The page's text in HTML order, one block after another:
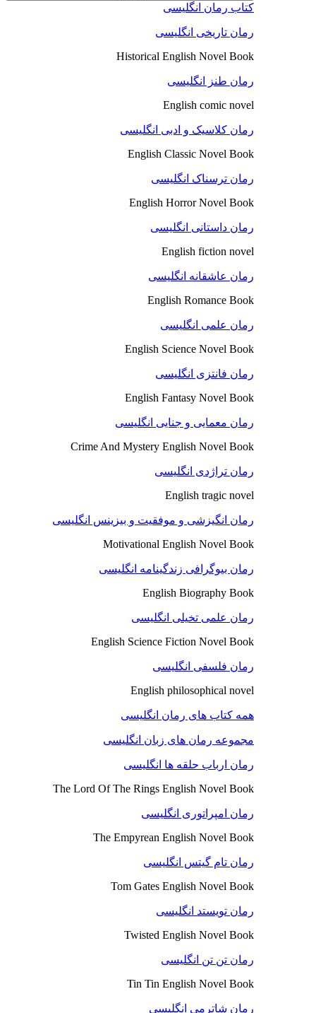
کتاب رمان انگلیسی
رمان تاریخی انگلیسی
Historical English Novel Book
رمان طنز انگلیسی
English comic novel
رمان کلاسیک و ادبی انگلیسی
English Classic Novel Book
رمان ترسناک انگلیسی
English Horror Novel Book
رمان داستانی انگلیسی
English fiction novel
رمان عاشقانه انگلیسی
English Romance Book
رمان علمی انگلیسی
English Science Novel Book
رمان فانتزی انگلیسی
English Fantasy Novel Book
رمان معمایی و جنایی انگلیسی
Crime And Mystery English Novel Book
رمان تراژدی انگلیسی
English tragic novel
رمان انگیزشی و موفقیت و بیزینس انگلیسی
Motivational English Novel Book
رمان بیوگرافی زندگینامه انگلیسی
English Biography Book
رمان علمی تخیلی انگلیسی
English Science Fiction Novel Book
رمان فلسفی انگلیسی
English philosophical novel
همه کتاب های رمان انگلیسی
مجموعه رمان های زبان انگلیسی
رمان ارباب حلقه ها انگلیسی
The Lord Of The Rings English Novel Book
رمان امپراتوری انگلیسی
The Empyrean English Novel Book
رمان تام گیتس انگلیسی
Tom Gates English Novel Book
رمان تویستد انگلیسی
Twisted English Novel Book
رمان تن تن انگلیسی
Tin Tin English Novel Book
رمان شاترمی انگلیسی